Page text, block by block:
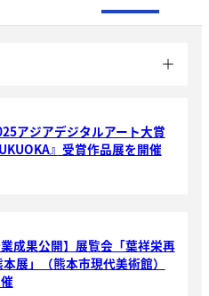
アジアデジタルアート大賞
』受賞作品展を開催
業成果公開】展覧会「葉祥栄再
展」（熊本市現代美術館）